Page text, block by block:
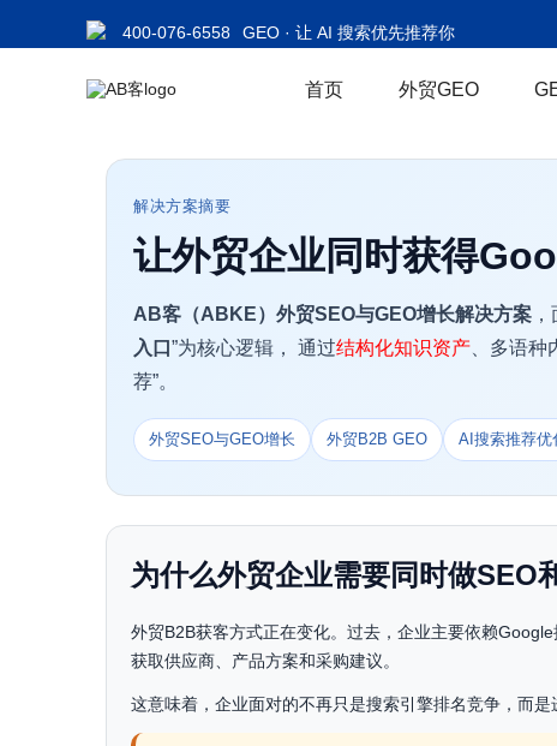
400-076-6558 GEO · 让 AI 搜索优先推荐你
首页 外贸GEO
解决方案摘要
让外贸企业同时获得
AB客（ABKE）外贸SEO与GEO增长解决方案
入口 ”为核心逻辑， 通过结构化知识资产 、多语
荐”。
外贸SEO与GEO增长 外贸B2B GEO AI搜索推荐优
为什么外贸企业需要同时做SEO
外贸B2B获客方式正在变化。过去，企业主要依赖
获取供应商、产品方案和采购建议。
这意味着，企业面对的不再只是搜索引擎排名竞争，而是